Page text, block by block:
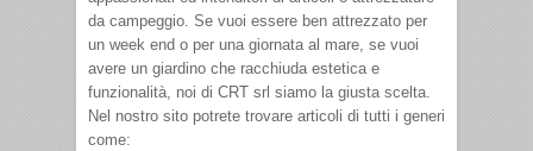
da campeggio. Se vuoi essere ben attrezzato per
un week end o per una giornata al mare, se vuoi
avere un giardino che racchiuda estetica e
funzionalità, noi di CRT srl siamo la giusta scelta.
Nel nostro sito potrete trovare articoli di tutti i generi
come: